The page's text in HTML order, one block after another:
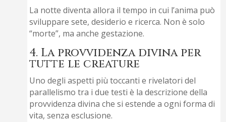
La notte diventa allora il tempo in cui l’anima può
sviluppare sete, desiderio e ricerca. Non è solo
“morte”, ma anche gestazione.
4. La provvidenza divina per
tutte le creature
Uno degli aspetti più toccanti e rivelatori del
parallelismo tra i due testi è la descrizione della
provvidenza divina che si estende a ogni forma di
vita, senza esclusione.